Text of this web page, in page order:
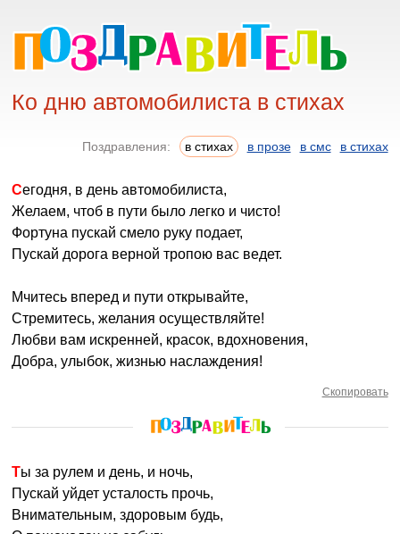
Ко дню автомобилиста в стихах
Поздравления: в стихах в прозе в смс в стихах
Сегодня, в день автомобилиста,
Желаем, чтоб в пути было легко и чисто!
Фортуна пускай смело руку подает,
Пускай дорога верной тропою вас ведет.
Мчитесь вперед и пути открывайте,
Стремитесь, желания осуществляйте!
Любви вам искренней, красок, вдохновения,
Добра, улыбок, жизнью наслаждения!
Скопировать
Ты за рулем и день, и ночь,
Пускай уйдет усталость прочь,
Внимательным, здоровым будь,